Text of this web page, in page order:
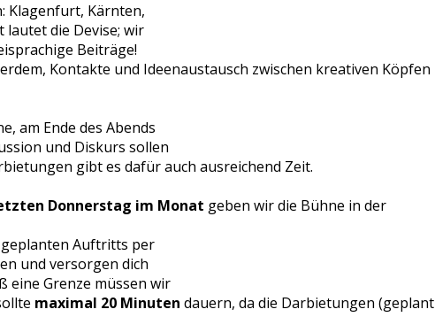
Klagenfurt, Kärnten,
lautet die Devise; wir
Beiträge!
Kontakte und Ideenaustausch zwischen kreativen Köpfen
am Ende des Abends
und Diskurs sollen
gibt es dafür auch ausreichend Zeit.
Donnerstag im Monat geben wir die Bühne in der
geplanten Auftritts per
und versorgen dich
eine Grenze müssen wir
maximal 20 Minuten dauern, da die Darbietungen (geplant